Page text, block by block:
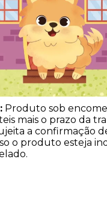
Produto sob
mais o prazo da
a confirmação
o produto esteja